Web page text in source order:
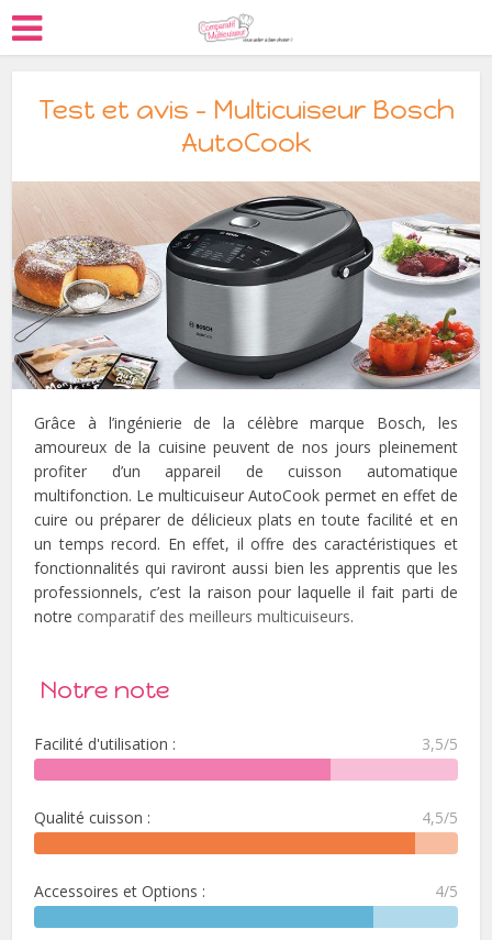
Test et avis – Multicuiseur Bosch
AutoCook
Grâce à l’ingénierie de la célèbre marque Bosch, les
amoureux de la cuisine peuvent de nos jours pleinement
profiter d’un appareil de cuisson automatique
multifonction. Le multicuiseur AutoCook permet en effet de
cuire ou préparer de délicieux plats en toute facilité et en
un temps record. En effet, il offre des caractéristiques et
fonctionnalités qui raviront aussi bien les apprentis que les
professionnels, c’est la raison pour laquelle il fait parti de
notre comparatif des meilleurs multicuiseurs.
Notre note
Facilité d'utilisation : 3,5/5
Qualité cuisson : 4,5/5
Accessoires et Options : 4/5